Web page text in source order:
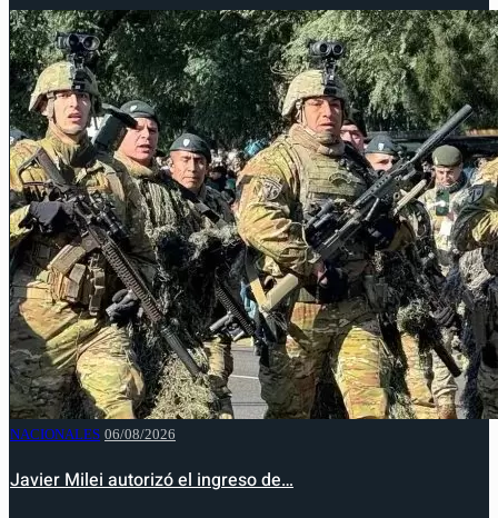
NACIONALES 06/08/2026
Javier Milei autorizó el ingreso de…